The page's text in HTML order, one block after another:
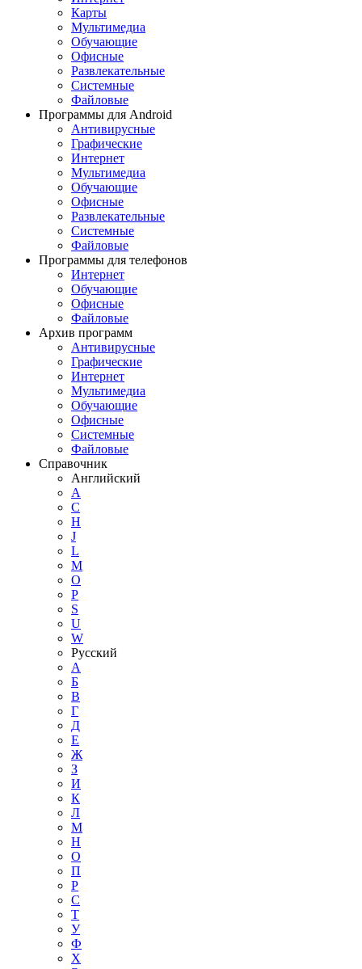
Карты
Мультимедиа
Обучающие
Офисные
Развлекательные
Системные
Файловые
Программы для Android
Антивирусные
Графические
Интернет
Мультимедиа
Обучающие
Офисные
Развлекательные
Системные
Файловые
Программы для телефонов
Интернет
Обучающие
Офисные
Файловые
Архив программ
Антивирусные
Графические
Интернет
Мультимедиа
Обучающие
Офисные
Системные
Файловые
Справочник
Английский
A
C
H
J
L
M
O
P
S
U
W
Русский
А
Б
В
Г
Д
Е
Ж
З
И
К
Л
М
Н
О
П
Р
С
Т
У
Ф
Х